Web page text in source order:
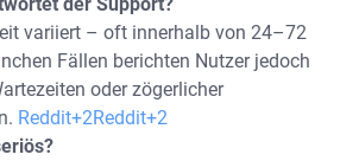
variiert – oft innerhalb von 24–72
Fällen berichten Nutzer jedoch
oder zögerlicher
Reddit+2Reddit+2